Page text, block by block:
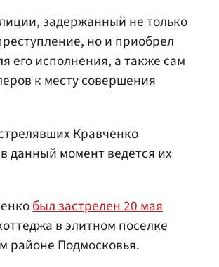
задержанный не только
но и приобрел
его исполнения, а также сам
к месту совершения
Кравченко
данный момент ведется их
был застрелен 20 мая
в элитном поселке
районе Подмосковья.